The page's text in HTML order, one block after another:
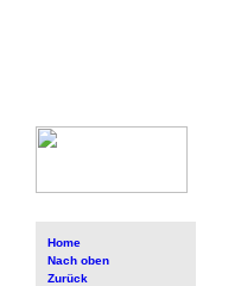
Home
Nach oben
Zurück